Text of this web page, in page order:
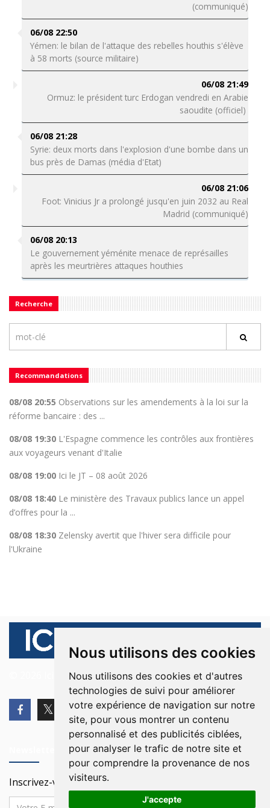
Nous utilisons des cookies
Nous utilisons des cookies et d'autres
technologies de suivi pour améliorer
votre expérience de navigation sur notre
site, pour vous montrer un contenu
personnalisé et des publicités ciblées,
pour analyser le trafic de notre site et
pour comprendre la provenance de nos
visiteurs.
J'accepte
(communiqué)
06/08 22:50
Yémen: le bilan de l'attaque des rebelles houthis s'élève
à 58 morts (source militaire)
06/08 21:49
Ormuz: le président turc Erdogan vendredi en Arabie
saoudite (officiel)
06/08 21:28
Syrie: deux morts dans l'explosion d'une bombe dans un
bus près de Damas (média d'Etat)
06/08 21:06
Foot: Vinicius Jr a prolongé jusqu'en juin 2032 au Real
Madrid (communiqué)
06/08 20:13
Le gouvernement yéménite menace de représailles
après les meurtrières attaques houthies
Recherche
Recommandations
08/08 20:55 Observations sur les amendements à la loi sur la
réforme bancaire : des ...
08/08 19:30 L'Espagne commence les contrôles aux frontières
aux voyageurs venant d'Italie
08/08 19:00 Ici le JT – 08 août 2026
08/08 18:40 Le ministère des Travaux publics lance un appel
d’offres pour la ...
08/08 18:30 Zelensky avertit que l'hiver sera difficile pour
l'Ukraine
© 2026 Ici Beyrouth. Tous les droits sont réservés.
Inscrivez-vous à notre Newsletter